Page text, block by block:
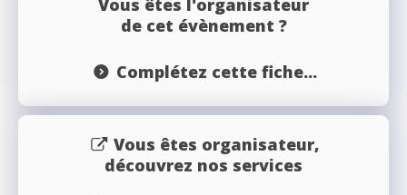
Vous êtes l'organisateur
de cet évènement ?
Complétez cette fiche...
Vous êtes organisateur,
découvrez nos services